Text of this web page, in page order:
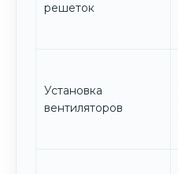
решеток
Установка
вентиляторов